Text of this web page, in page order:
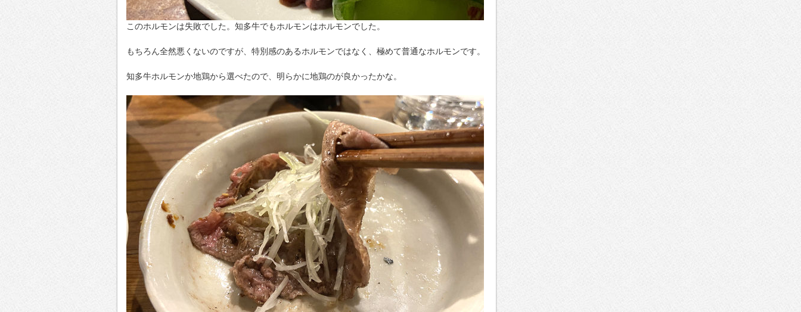
このホルモンは失敗でした。知多牛でもホルモンはホルモンでした。
もちろん全然悪くないのですが、特別感のあるホルモンではなく、極めて普通なホルモンです。
知多牛ホルモンか地鶏から選べたので、明らかに地鶏のが良かったかな。